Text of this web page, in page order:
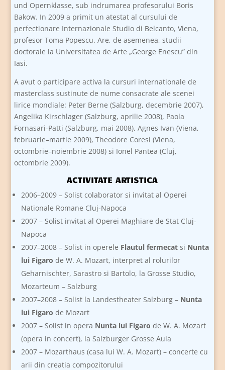
und Opernklasse, sub indrumarea profesorului Boris
Bakow. In 2009 a primit un atestat al cursului de
perfectionare Internazionale Studio di Belcanto, Viena,
profesor Toma Popescu. Are, de asemenea, studii
doctorale la Universitatea de Arte „George Enescu” din
Iasi.
A avut o participare activa la cursuri internationale de
masterclass sustinute de nume consacrate ale scenei
lirice mondiale: Peter Berne (Salzburg, decembrie 2007),
Angelika Kirschlager (Salzburg, aprilie 2008), Paola
Fornasari-Patti (Salzburg, mai 2008), Agnes Ivan (Viena,
februarie–martie 2009), Theodore Coresi (Viena,
octombrie–noiembrie 2008) si Ionel Pantea (Cluj,
octombrie 2009).
ACTIVITATE ARTISTICA
2006–2009 – Solist colaborator si invitat al Operei
Nationale Romane Cluj-Napoca
2007 – Solist invitat al Operei Maghiare de Stat Cluj-
Napoca
2007–2008 – Solist in operele Flautul fermecat si Nunta
lui Figaro de W. A. Mozart, interpret al rolurilor
Geharnischter, Sarastro si Bartolo, la Grosse Studio,
Mozarteum – Salzburg
2007–2008 – Solist la Landestheater Salzburg – Nunta
lui Figaro de Mozart
2007 – Solist in opera Nunta lui Figaro de W. A. Mozart
(opera in concert), la Salzburger Grosse Aula
2007 – Mozarthaus (casa lui W. A. Mozart) – concerte cu
arii din creatia compozitorului